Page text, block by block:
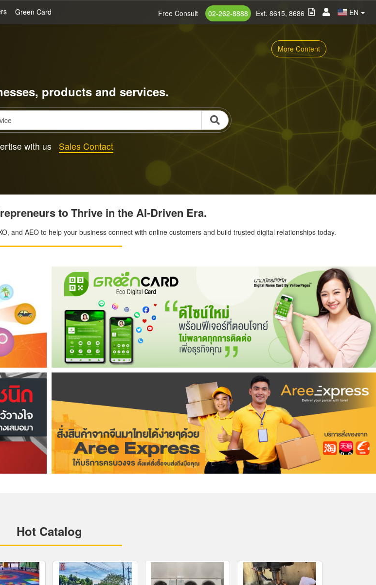
Green Card EN
Free Consult 02-262-8888 Ext. 8615, 8686
More Content
products and services.
with us Sales Contact
to Thrive in the AI-Driven Era.
and AEO to help your business connect with online customers and build trusted digital relationships today.
Hot Catalog